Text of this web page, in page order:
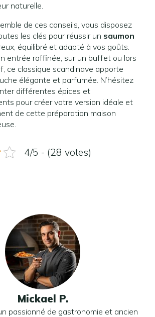
naturelle.
de ces conseils, vous disposez
les clés pour réussir un saumon
équilibré et adapté à vos goûts.
entrée raffinée, sur un buffet ou lors
ce classique scandinave apporte
élégante et parfumée. N’hésitez
différentes épices et
pour créer votre version idéale et
de cette préparation maison
4/5 - (28 votes)
Mickael P.
passionné de gastronomie et ancien